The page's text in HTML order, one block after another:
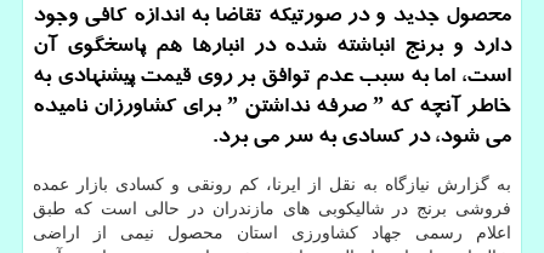
محصول جدید و در صورتیكه تقاضا به اندازه كافی وجود
دارد و برنج انباشته شده در انبارها هم پاسخگوی آن
است، اما به سبب عدم توافق بر روی قیمت پیشنهادی به
خاطر آنچه كه ˮ صرفه نداشتن ˮ برای كشاورزان نامیده
می شود، در كسادی به سر می برد.
به گزارش نیازگاه به نقل از ایرنا، کم رونقی و کسادی بازار عمده
فروشی برنج در شالیکوبی های مازندران در حالی است که طبق
اعلام رسمی جهاد کشاورزی استان محصول نیمی از اراضی